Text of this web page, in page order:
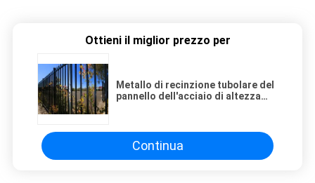
Ottieni il miglior prezzo per
Metallo di recinzione tubolare del
pannello dell'acciaio di altezza
Continua